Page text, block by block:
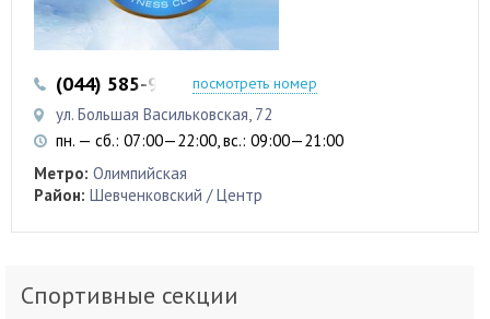
(044) 585-97-43посмотреть номер
ул. Большая Васильковская, 72
пн. — сб.: 07:00—22:00, вс.: 09:00—21:00
Метро: Олимпийская
Район: Шевченковский / Центр
Спортивные секции